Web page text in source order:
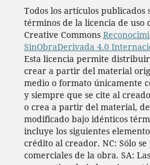
Todos los artí­culos publicados
términos de la licencia de uso
Creative Commons
SinObraDerivada 4.0
Esta licencia permite
crear a partir del material
medio o formato únicamente
y siempre que se cite al
o crea a partir del material,
modificado bajo idénticos
incluye los siguientes
crédito al creador. NC: Sólo
comerciales de la obra. SA: